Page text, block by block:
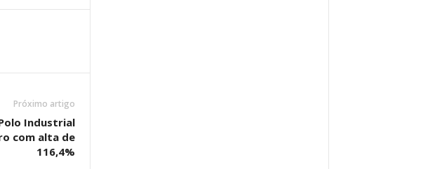
Próximo artigo
Industrial
com alta de
116,4%